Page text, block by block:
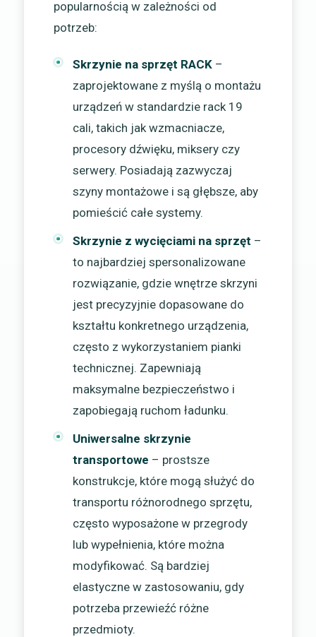
popularnością w zależności od
potrzeb:
Skrzynie na sprzęt RACK –
zaprojektowane z myślą o montażu
urządzeń w standardzie rack 19
cali, takich jak wzmacniacze,
procesory dźwięku, miksery czy
serwery. Posiadają zazwyczaj
szyny montażowe i są głębsze, aby
pomieścić całe systemy.
Skrzynie z wycięciami na sprzęt –
to najbardziej spersonalizowane
rozwiązanie, gdzie wnętrze skrzyni
jest precyzyjnie dopasowane do
kształtu konkretnego urządzenia,
często z wykorzystaniem pianki
technicznej. Zapewniają
maksymalne bezpieczeństwo i
zapobiegają ruchom ładunku.
Uniwersalne skrzynie
transportowe – prostsze
konstrukcje, które mogą służyć do
transportu różnorodnego sprzętu,
często wyposażone w przegrody
lub wypełnienia, które można
modyfikować. Są bardziej
elastyczne w zastosowaniu, gdy
potrzeba przewieźć różne
przedmioty.